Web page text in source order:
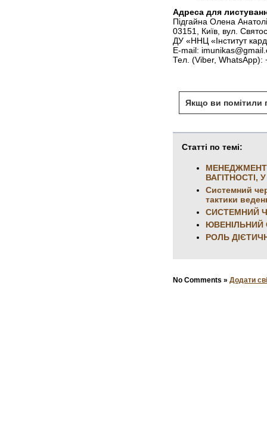
Адреса для
Підгайна Олена
03151, Київ, вул.
ДУ «ННЦ «Інститут
E-mail:
Тел. (Viber, WhatsApp):
Якщо ви помітили
Статті по темі:
МЕНЕДЖМЕНТ
ВАГІТНОСТІ,
Системний
тактики
СИСТЕМНИЙ
ЮВЕНІЛЬНИЙ
РОЛЬ
No Comments » Додати